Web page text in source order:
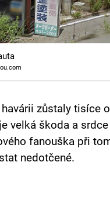
havárii zůstaly tisíce
velká škoda a srdce
fanouška při
nedotčené.